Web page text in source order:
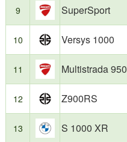
制
作，
反
映
日
用
车
真
场
之
一，
2025
年
级
别
车
9 SuperSport
10 Versys 1000
11 Multistrada 950
12 Z900RS
13 S 1000 XR